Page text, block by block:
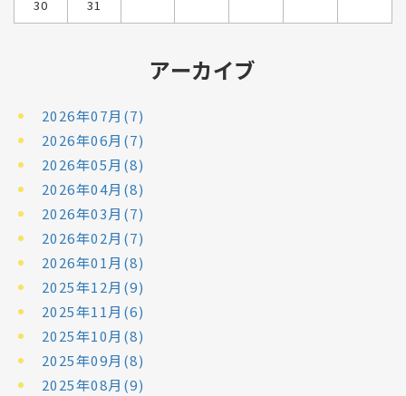
30 31
アーカイブ
2026年07月(7)
2026年06月(7)
2026年05月(8)
2026年04月(8)
2026年03月(7)
2026年02月(7)
2026年01月(8)
2025年12月(9)
2025年11月(6)
2025年10月(8)
2025年09月(8)
2025年08月(9)